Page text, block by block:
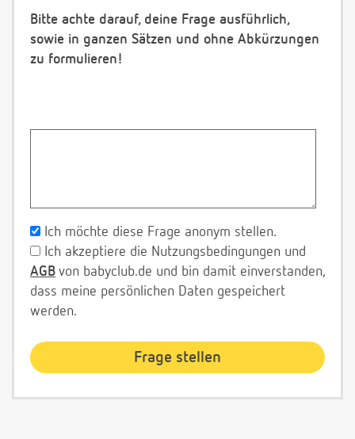
Bitte achte darauf, deine Frage ausführlich,
sowie in ganzen Sätzen und ohne Abkürzungen
zu formulieren!
Ich möchte diese Frage anonym stellen.
Ich akzeptiere die Nutzungsbedingungen und
AGB von babyclub.de und bin damit einverstanden,
dass meine persönlichen Daten gespeichert
werden.